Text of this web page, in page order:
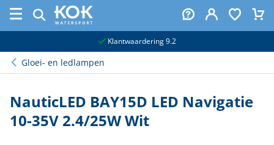
Klantwaardering 9.2
Gloei- en ledlampen
NauticLED BAY15D LED Navigatie
10-35V 2.4/25W Wit